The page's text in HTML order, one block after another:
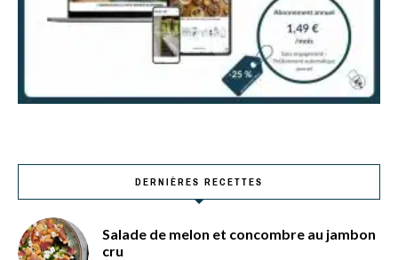
DERNIÈRES RECETTES
Salade de melon et concombre au jambon
cru